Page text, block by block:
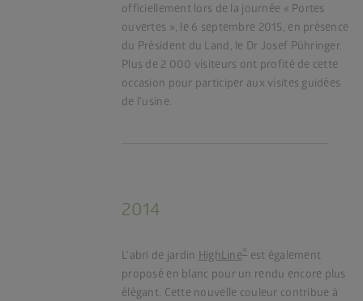
officiellement lors de la journée « Portes
ouvertes », le 6 septembre 2015, en présence
du Président du Land, le Dr Josef Pühringer.
Plus de 2 000 visiteurs ont profité de cette
occasion pour participer aux visites guidées
de l’usine.
2014
L’abri de jardin HighLine® est également
proposé en blanc pour un rendu encore plus
élégant. Cette nouvelle couleur contribue à